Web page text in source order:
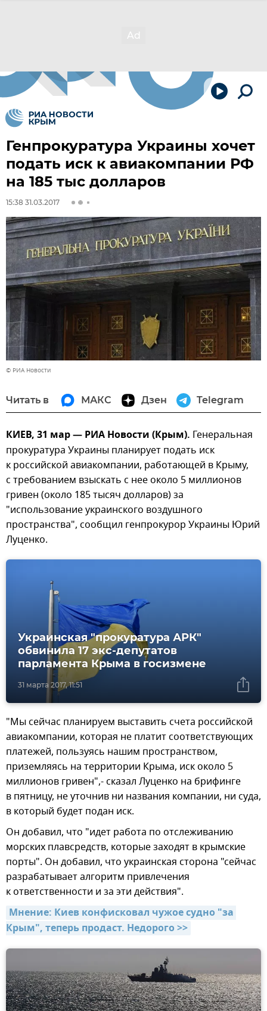
Генпрокуратура Украины хочет
подать иск к авиакомпании РФ
на 185 тыс долларов
15:38 31.03.2017
© РИА Новости
Читать в МАКС Дзен Telegram
КИЕВ, 31 мар — РИА Новости (Крым). Генеральная
прокуратура Украины планирует подать иск
к российской авиакомпании, работающей в Крыму,
с требованием взыскать с нее около 5 миллионов
гривен (около 185 тысяч долларов) за
"использование украинского воздушного
пространства", сообщил генпрокурор Украины Юрий
Луценко.
31 марта 2017, 11:51
Украинская "прокуратура АРК"
обвинила 17 экс-депутатов
парламента Крыма в госизмене
"Мы сейчас планируем выставить счета российской
авиакомпании, которая не платит соответствующих
платежей, пользуясь нашим пространством,
приземляясь на территории Крыма, иск около 5
миллионов гривен",- сказал Луценко на брифинге
в пятницу, не уточнив ни названия компании, ни суда,
в который будет подан иск.
Он добавил, что "идет работа по отслеживанию
морских плавсредств, которые заходят в крымские
порты". Он добавил, что украинская сторона "сейчас
разрабатывает алгоритм привлечения
к ответственности и за эти действия".
Мнение: Киев конфисковал чужое судно "за
Крым", теперь продаст. Недорого >>